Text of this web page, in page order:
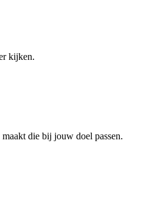
kijken.
die bij jouw doel passen.